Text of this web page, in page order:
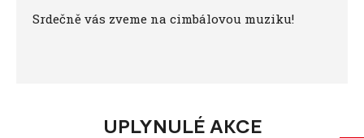
Srdečně vás zveme na cimbálovou muziku!
UPLYNULÉ AKCE